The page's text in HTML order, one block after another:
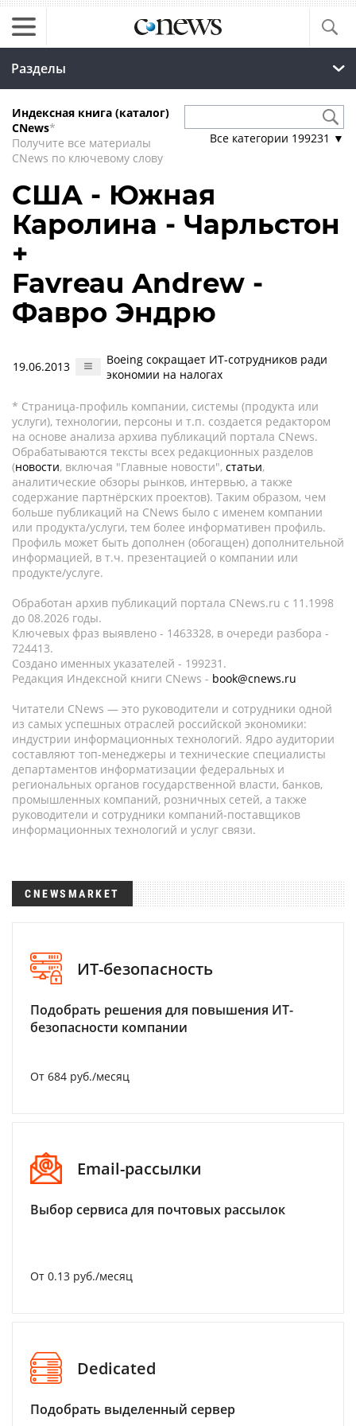
Разделы
Индексная книга (каталог)
CNews*
Получите все материалы
CNews по ключевому слову
Все категории 199231 ▼
США - Южная
Каролина - Чарльстон
+
Favreau Andrew -
Фавро Эндрю
19.06.2013
Boeing сокращает ИТ-сотрудников ради
экономии на налогах
* Страница-профиль компании, системы (продукта или
услуги), технологии, персоны и т.п. создается редактором
на основе анализа архива публикаций портала CNews.
Обрабатываются тексты всех редакционных разделов
(новости, включая "Главные новости", статьи,
аналитические обзоры рынков, интервью, а также
содержание партнёрских проектов). Таким образом, чем
больше публикаций на CNews было с именем компании
или продукта/услуги, тем более информативен профиль.
Профиль может быть дополнен (обогащен) дополнительной
информацией, в т.ч. презентацией о компании или
продукте/услуге.
Обработан архив публикаций портала CNews.ru c 11.1998
до 08.2026 годы.
Ключевых фраз выявлено - 1463328, в очереди разбора -
724413.
Создано именных указателей - 199231.
Редакция Индексной книги CNews - book@cnews.ru
Читатели CNews — это руководители и сотрудники одной
из самых успешных отраслей российской экономики:
индустрии информационных технологий. Ядро аудитории
составляют топ-менеджеры и технические специалисты
департаментов информатизации федеральных и
региональных органов государственной власти, банков,
промышленных компаний, розничных сетей, а также
руководители и сотрудники компаний-поставщиков
информационных технологий и услуг связи.
CNEWSMARKET
ИТ-безопасность
Подобрать решения для повышения ИТ-
безопасности компании
От 684 руб./месяц
Email-рассылки
Выбор сервиса для почтовых рассылок
От 0.13 руб./месяц
Dedicated
Подобрать выделенный сервер